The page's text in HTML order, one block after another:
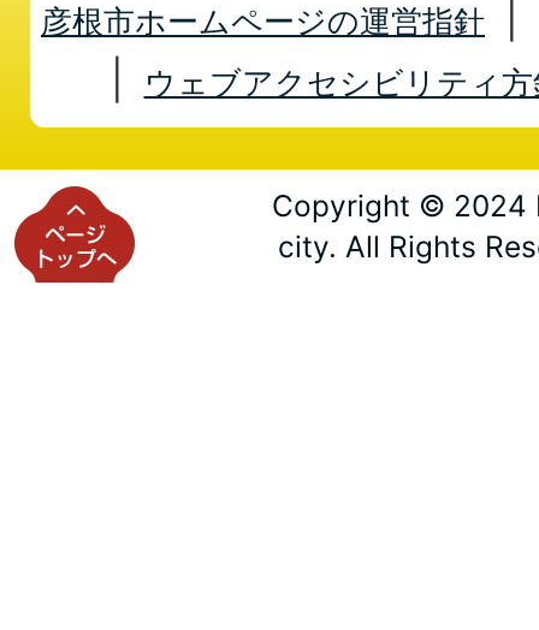
彦根市ホームページの運営指針
ウェブアクセシビリティ方
Copyright © 2024
city. All Rights